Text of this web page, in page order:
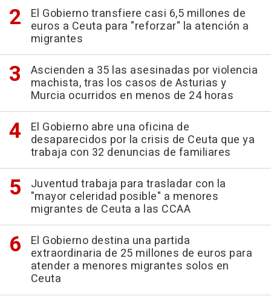
El Gobierno transfiere casi 6,5 millones de
euros a Ceuta para "reforzar" la atención a
migrantes
Ascienden a 35 las asesinadas por violencia
machista, tras los casos de Asturias y
Murcia ocurridos en menos de 24 horas
El Gobierno abre una oficina de
desaparecidos por la crisis de Ceuta que ya
trabaja con 32 denuncias de familiares
Juventud trabaja para trasladar con la
"mayor celeridad posible" a menores
migrantes de Ceuta a las CCAA
El Gobierno destina una partida
extraordinaria de 25 millones de euros para
atender a menores migrantes solos en
Ceuta